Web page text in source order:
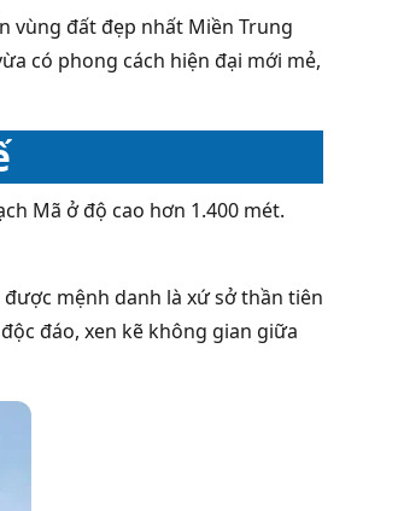
vùng đất đẹp nhất Miền Trung
có phong cách hiện đại mới mẻ,
Mã ở độ cao hơn 1.400 mét.
mệnh danh là xứ sở thần tiên
đáo, xen kẽ không gian giữa